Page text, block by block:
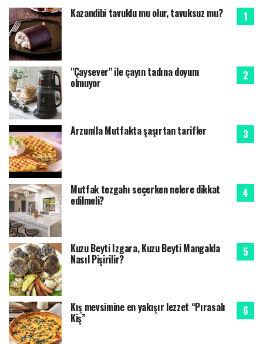
Kazandibi tavuklu mu olur, tavuksuz mu?
"Çaysever" ile çayın tadına doyum
olmuyor
Arzum'la Mutfakta şaşırtan tarifler
Mutfak tezgahı seçerken nelere dikkat
edilmeli?
Kuzu Beyti Izgara, Kuzu Beyti Mangalda
Nasıl Pişirilir?
Kış mevsimine en yakışır lezzet “Pırasalı
Kiş”